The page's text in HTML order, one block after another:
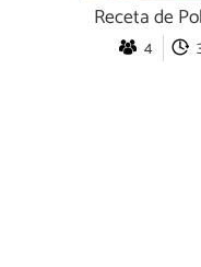
Receta de
4